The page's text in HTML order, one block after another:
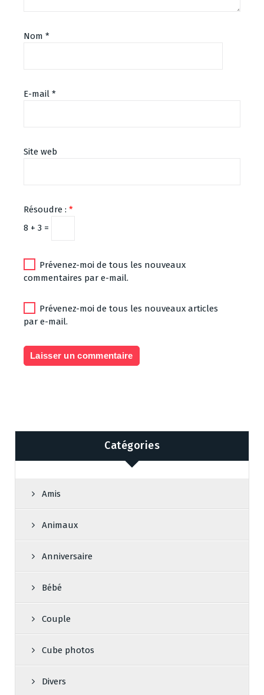
Nom *
E-mail *
Site web
Résoudre : *
8 + 3 =
Prévenez-moi de tous les nouveaux
commentaires par e-mail.
Prévenez-moi de tous les nouveaux articles
par e-mail.
Catégories
Amis
Animaux
Anniversaire
Bébé
Couple
Cube photos
Divers